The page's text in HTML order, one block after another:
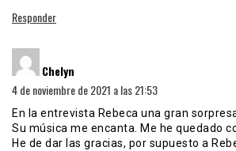
Responder
Chelyn
4 de noviembre de 2021 a las 21:53
En la entrevista Rebeca una gran
Su música me encanta. Me he quedado
He de dar las gracias, por supuesto a